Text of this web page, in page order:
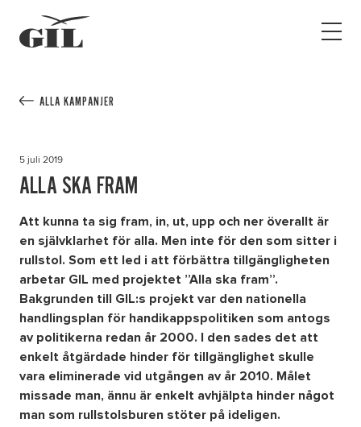
Open
Ha assistans
Jobb
Min sida
Kontakt
Kampanjer
Om oss
ALLA KAMPANJER
5 juli 2019
ALLA SKA FRAM
Att kunna ta sig fram, in, ut, upp och ner överallt är
en självklarhet för alla. Men inte för den som sitter i
rullstol. Som ett led i att förbättra tillgängligheten
arbetar GIL med projektet ”Alla ska fram”.
Bakgrunden till GIL:s projekt var den nationella
handlingsplan för handikappspolitiken som antogs
av politikerna redan år 2000. I den sades det att
enkelt åtgärdade hinder för tillgänglighet skulle
vara eliminerade vid utgången av år 2010. Målet
missade man, ännu är enkelt avhjälpta hinder något
man som rullstolsburen stöter på ideligen.